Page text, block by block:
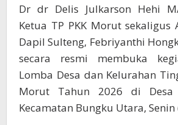
Dr dr Delis Julkarson Hehi
Ketua TP PKK Morut sekaligus
Dapil Sulteng, Febriyanthi
secara resmi membuka
Lomba Desa dan Kelurahan
Morut Tahun 2026 di Desa
Kecamatan Bungku Utara,